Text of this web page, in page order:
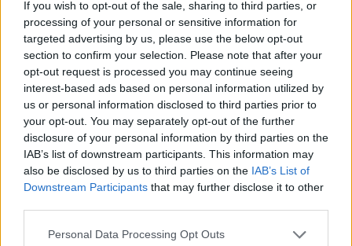
If you wish to opt-out of the sale, sharing to third parties, or
processing of your personal or sensitive information for
targeted advertising by us, please use the below opt-out
section to confirm your selection. Please note that after your
opt-out request is processed you may continue seeing
interest-based ads based on personal information utilized by
us or personal information disclosed to third parties prior to
your opt-out. You may separately opt-out of the further
disclosure of your personal information by third parties on the
IAB’s list of downstream participants. This information may
also be disclosed by us to third parties on the IAB’s List of
Downstream Participants that may further disclose it to other
Personal Data Processing Opt Outs
Ο ίδιος τονίζει ότι δεν πρόκειται να κάνει πίσω:
«Δεν μπορούμε να είμαστε με τον Νετανιάχου που
είναι φασίστας. Εγώ θα υπερασπιστώ τις αξίες,
όπως όλοι αυτοί που πήγαν στα ξερονήσια».